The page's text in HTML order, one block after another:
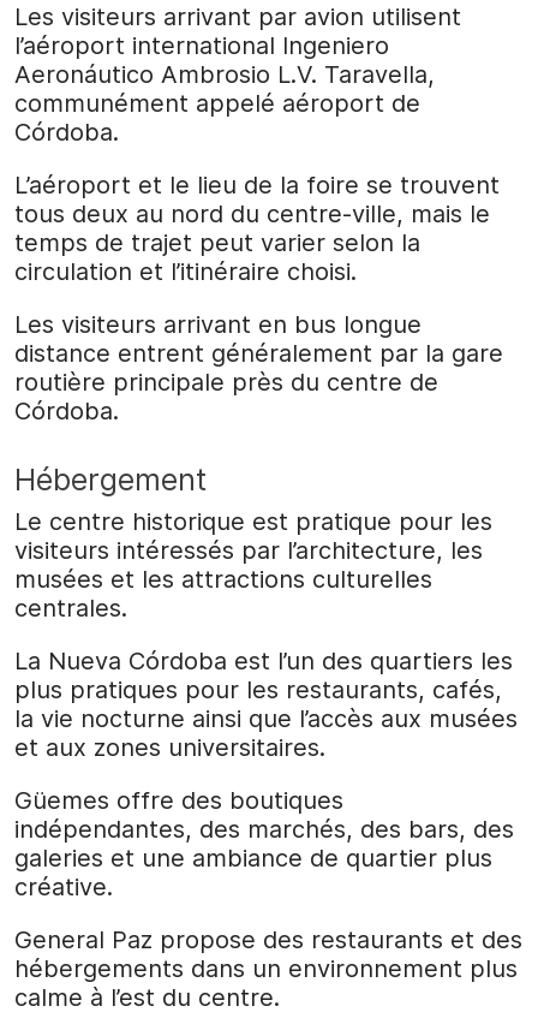
Les visiteurs arrivant par avion utilisent
l’aéroport international Ingeniero
Aeronáutico Ambrosio L.V. Taravella,
communément appelé aéroport de
Córdoba.
L’aéroport et le lieu de la foire se trouvent
tous deux au nord du centre-ville, mais le
temps de trajet peut varier selon la
circulation et l’itinéraire choisi.
Les visiteurs arrivant en bus longue
distance entrent généralement par la gare
routière principale près du centre de
Córdoba.
Hébergement
Le centre historique est pratique pour les
visiteurs intéressés par l’architecture, les
musées et les attractions culturelles
centrales.
La Nueva Córdoba est l’un des quartiers les
plus pratiques pour les restaurants, cafés,
la vie nocturne ainsi que l’accès aux musées
et aux zones universitaires.
Güemes offre des boutiques
indépendantes, des marchés, des bars, des
galeries et une ambiance de quartier plus
créative.
General Paz propose des restaurants et des
hébergements dans un environnement plus
calme à l’est du centre.